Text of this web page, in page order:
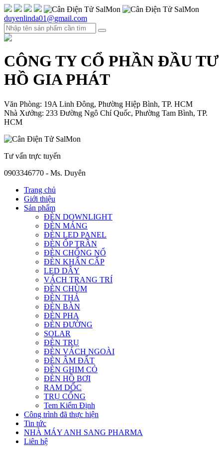
duyenlinda01@gmail.com
CÔNG TY CỔ PHẦN ĐẦU TƯ
HỒ GIA PHÁT
Văn Phòng: 19A Linh Đông, Phường Hiệp Bình, TP. HCM
Nhà Xưởng: 233 Đường Ngô Chí Quốc, Phường Tam Bình, TP.
HCM
Tư vấn trực tuyến
0903346770 - Ms. Duyên
Trang chủ
Giới thiệu
Sản phẩm
ĐÈN DOWNLIGHT
ĐÈN MÁNG
ĐÈN LED PANEL
ĐÈN ỐP TRẦN
ĐÈN CHỐNG NỔ
ĐÈN KHẨN CẤP
LED DÂY
VÁCH TRANG TRÍ
ĐÈN CHÙM
ĐÈN THẢ
ĐÈN BÀN
ĐÈN PHA
ĐÈN ĐƯỜNG
SOLAR
ĐÈN TRỤ
ĐÈN VÁCH NGOÀI
ĐÈN ÂM ĐẤT
ĐÈN GHIM CỎ
ĐÈN HỒ BƠI
RAM DỐC
TRỤ CỔNG
Tem Kiểm Định
Công trình đã thực hiện
Tin tức
NHÀ MÁY ANH SANG PHARMA
Liên hệ